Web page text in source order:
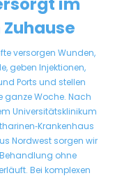
und
versorgen Wunden,
geben Injektionen,
Ports und stellen
ganze Woche. Nach
Universitätsklinikum
Nordwest sorgen wir
ohne
Bei komplexen